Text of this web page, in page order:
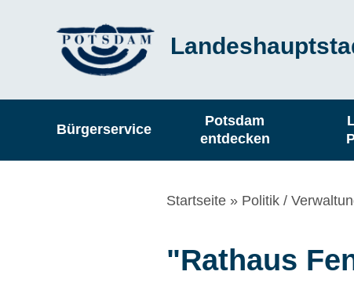
Bürgerservice
Potsdam
entdecken
Pfadnavigation
Startseite Politik /
"Rathaus